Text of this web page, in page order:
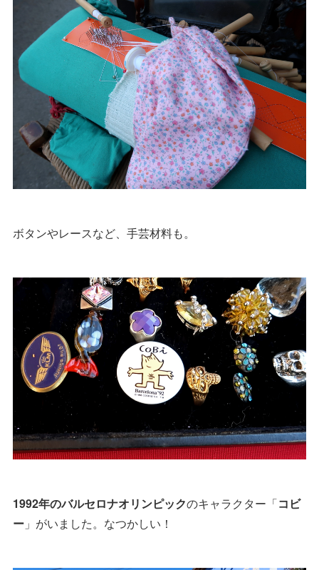
ボタンやレースなど、手芸材料も。
1992年のバルセロナオリンピックのキャラクター「コビ
ー 」がいました。なつかしい！